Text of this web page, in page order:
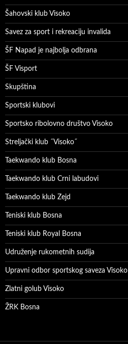
Šahovski klub Visoko
Savez za sport i rekreaciju invalida
ŠF Napad je najbolja odbrana
ŠF Visport
Skupština
Sportski klubovi
Sportsko ribolovno društvo Visoko
Streljački klub ˝Visoko˝
Taekwando klub Bosna
Taekwando klub Crni labudovi
Taekwando klub Zejd
Teniski klub Bosna
Teniski klub Royal Bosna
Udruženje rukometnih sudija
Upravni odbor sportskog saveza Visoko
Zlatni golub Visoko
ŽRK Bosna